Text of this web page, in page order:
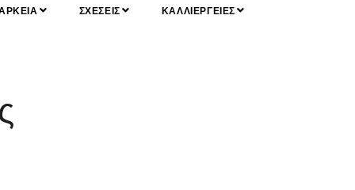
ΣΧΕΣΕΙΣ ΚΑΛΛΙΕΡΓΕΙΕΣ